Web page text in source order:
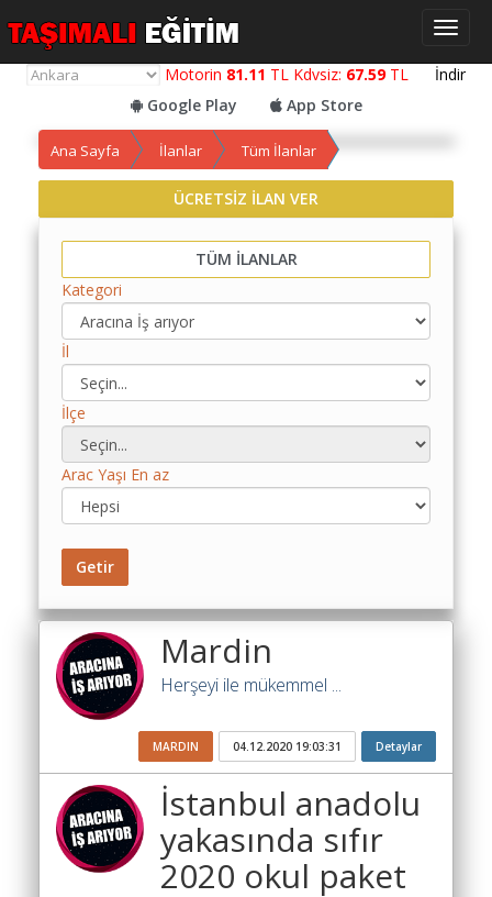
Motorin 81.11 TL Kdvsiz: 67.59TL İndir
Google Play
App Store
Yol
Maliyet
Hesaplama
Yemek
Maliyet
Hesaplama
Kredili
Maliyet
Hesaplama
Toplu
Maliyet
Hesaplama
Şartname
Karşılaştırma
Robotu
Programı
Sınır
Değer
Hesaplama
Ana Sayfa İlanlar Tüm İlanlar
ÜCRETSİZ İLAN VER
TÜM İLANLAR
Kategori
İl
İlçe
Arac Yaşı En az
Getir
Mardin
Herşeyi ile mükemmel ...
MARDIN 04.12.2020 19:03:31 Detaylar
İstanbul anadolu
yakasında sıfır
2020 okul paket